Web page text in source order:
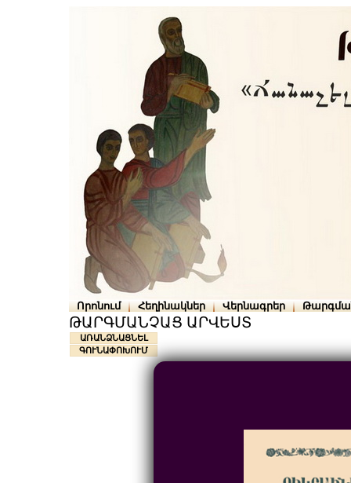
Որոնում Հեղինակներ Վերնագրեր
ԹԱՐԳՄԱՆՉԱՑ ԱՐՎԵՍՏ
ԱՌԱՆՁՆԱՑՆԵԼ
ԳՈՒՆԱՓՈԽՈՒՄ